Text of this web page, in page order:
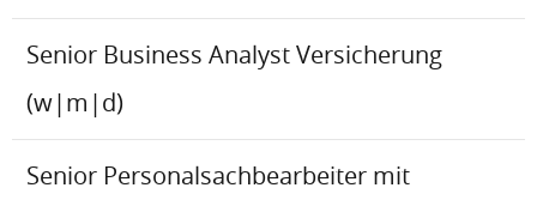
Senior Business Analyst Versicherung
(w|m|d)
Senior Personalsachbearbeiter mit